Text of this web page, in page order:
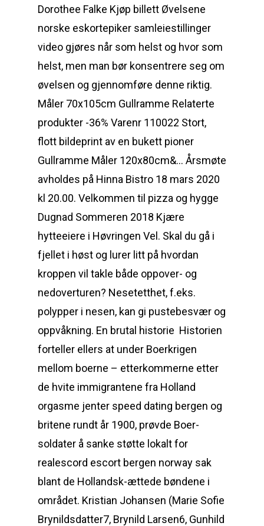
Dorothee Falke Kjøp billett Øvelsene
norske eskortepiker samleiestillinger
video gjøres når som helst og hvor som
helst, men man bør konsentrere seg om
øvelsen og gjennomføre denne riktig.
Måler 70x105cm Gullramme Relaterte
produkter -36% Varenr 110022 Stort,
flott bildeprint av en bukett pioner
Gullramme Måler 120x80cm&… Årsmøte
avholdes på Hinna Bistro 18 mars 2020
kl 20.00. Velkommen til pizza og hygge
Dugnad Sommeren 2018 Kjære
hytteeiere i Høvringen Vel. Skal du gå i
fjellet i høst og lurer litt på hvordan
kroppen vil takle både oppover- og
nedoverturen? Nesetetthet, f.eks.
polypper i nesen, kan gi pustebesvær og
oppvåkning. En brutal historie ​ Historien
forteller ellers at under Boerkrigen
mellom boerne – etterkommerne etter
de hvite immigrantene fra Holland
orgasme jenter speed dating bergen og
britene rundt år 1900, prøvde Boer-
soldater å sanke støtte lokalt for
realescord escort bergen norway sak
blant de Hollandsk-ættede bøndene i
området. Kristian Johansen (Marie Sofie
Brynildsdatter7, Brynild Larsen6, Gunhild